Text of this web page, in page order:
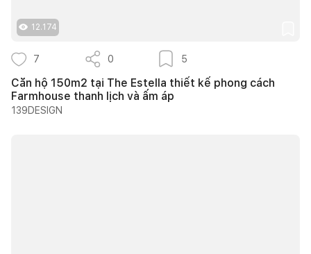
12.174
7 0 5
Căn hộ 150m2 tại The Estella thiết kế phong cách
Farmhouse thanh lịch và ấm áp
139DESIGN